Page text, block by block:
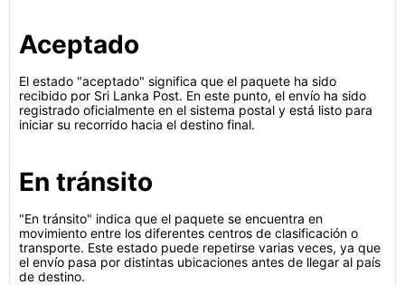
Aceptado
El estado "aceptado" significa que el paquete ha sido
recibido por Sri Lanka Post. En este punto, el envío ha sido
registrado oficialmente en el sistema postal y está listo para
iniciar su recorrido hacia el destino final.
En tránsito
"En tránsito" indica que el paquete se encuentra en
movimiento entre los diferentes centros de clasificación o
transporte. Este estado puede repetirse varias veces, ya que
el envío pasa por distintas ubicaciones antes de llegar al país
de destino.